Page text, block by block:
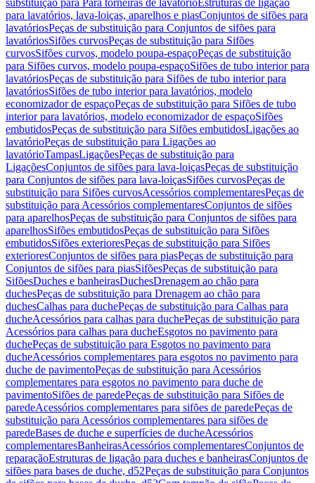
substituição para Para torneiras de lavatórioEstruturas de ligação
para lavatórios, lava-loiças, aparelhos e piasConjuntos de sifões para
lavatóriosPeças de substituição para Conjuntos de sifões para
lavatóriosSifões curvosPeças de substituição para Sifões
curvosSifões curvos, modelo poupa-espaçoPeças de substituição
para Sifões curvos, modelo poupa-espaçoSifões de tubo interior para
lavatóriosPeças de substituição para Sifões de tubo interior para
lavatóriosSifões de tubo interior para lavatórios, modelo
economizador de espaçoPeças de substituição para Sifões de tubo
interior para lavatórios, modelo economizador de espaçoSifões
embutidosPeças de substituição para Sifões embutidosLigações ao
lavatórioPeças de substituição para Ligações ao
lavatórioTampasLigaçõesPeças de substituição para
LigaçõesConjuntos de sifões para lava-loiçasPeças de substituição
para Conjuntos de sifões para lava-loiçasSifões curvosPeças de
substituição para Sifões curvosAcessórios complementaresPeças de
substituição para Acessórios complementaresConjuntos de sifões
para aparelhosPeças de substituição para Conjuntos de sifões para
aparelhosSifões embutidosPeças de substituição para Sifões
embutidosSifões exterioresPeças de substituição para Sifões
exterioresConjuntos de sifões para piasPeças de substituição para
Conjuntos de sifões para piasSifõesPeças de substituição para
SifõesDuches e banheirasDuchesDrenagem ao chão para
duchesPeças de substituição para Drenagem ao chão para
duchesCalhas para duchePeças de substituição para Calhas para
ducheAcessórios para calhas para duchePeças de substituição para
Acessórios para calhas para ducheEsgotos no pavimento para
duchePeças de substituição para Esgotos no pavimento para
ducheAcessórios complementares para esgotos no pavimento para
duche de pavimentoPeças de substituição para Acessórios
complementares para esgotos no pavimento para duche de
pavimentoSifões de paredePeças de substituição para Sifões de
paredeAcessórios complementares para sifões de paredePeças de
substituição para Acessórios complementares para sifões de
paredeBases de duche e superfícies de ducheAcessórios
complementaresBanheirasAcessórios complementaresConjuntos de
reparaçãoEstruturas de ligação para duches e banheirasConjuntos de
sifões para bases de duche, d52Peças de substituição para Conjuntos